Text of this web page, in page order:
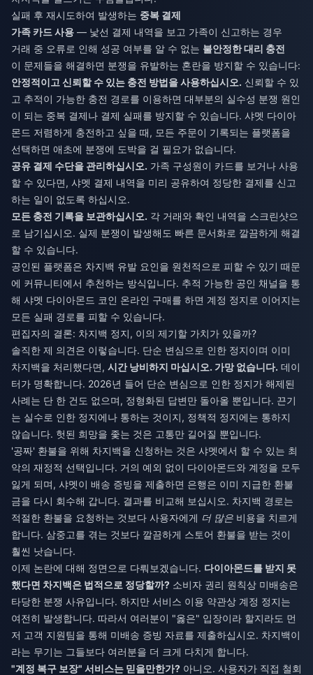
실패 후 재시도하여 발생하는 중복 결제
가족 카드 사용 — 낯선 결제 내역을 보고 가족이 신고하는 경우
거래 중 오류로 인해 성공 여부를 알 수 없는 불안정한 대리 충전
이 문제들을 해결하면 분쟁을 유발하는 혼란을 방지할 수 있습니다:
안정적이고 신뢰할 수 있는 충전 방법을 사용하십시오. 신뢰할 수 있
고 추적이 가능한 충전 경로를 이용하면 대부분의 실수성 분쟁 원인
이 되는 중복 결제나 결제 실패를 방지할 수 있습니다. 샤멧 다이아
몬드 저렴하게 충전하고 싶을 때, 모든 주문이 기록되는 플랫폼을
선택하면 애초에 분쟁에 도박을 걸 필요가 없습니다.
공유 결제 수단을 관리하십시오. 가족 구성원이 카드를 보거나 사용
할 수 있다면, 샤멧 결제 내역을 미리 공유하여 정당한 결제를 신고
하는 일이 없도록 하십시오.
모든 충전 기록을 보관하십시오. 각 거래와 확인 내역을 스크린샷으
로 남기십시오. 실제 분쟁이 발생해도 빠른 문서화로 깔끔하게 해결
할 수 있습니다.
공인된 플랫폼은 차지백 유발 요인을 원천적으로 피할 수 있기 때문
에 커뮤니티에서 추천하는 방식입니다. 추적 가능한 공인 채널을 통
해 샤멧 다이아몬드 코인 온라인 구매를 하면 계정 정지로 이어지는
모든 실패 경로를 피할 수 있습니다.
편집자의 결론: 차지백 정지, 이의 제기할 가치가 있을까?
솔직한 제 의견은 이렇습니다. 단순 변심으로 인한 정지이며 이미
차지백을 처리했다면, 시간 낭비하지 마십시오. 가망 없습니다. 데이
터가 명확합니다. 2026년 들어 단순 변심으로 인한 정지가 해제된
사례는 단 한 건도 없으며, 정형화된 답변만 돌아올 뿐입니다. 끈기
는 실수로 인한 정지에나 통하는 것이지, 정책적 정지에는 통하지
않습니다. 헛된 희망을 좇는 것은 고통만 길어질 뿐입니다.
'공짜' 환불을 위해 차지백을 신청하는 것은 샤멧에서 할 수 있는 최
악의 재정적 선택입니다. 거의 예외 없이 다이아몬드와 계정을 모두
잃게 되며, 샤멧이 배송 증빙을 제출하면 은행은 이미 지급한 환불
금을 다시 회수해 갑니다. 결과를 비교해 보십시오. 차지백 경로는
적절한 환불을 요청하는 것보다 사용자에게 더 많은 비용을 치르게
합니다. 삼중고를 겪는 것보다 깔끔하게 스토어 환불을 받는 것이
훨씬 낫습니다.
이제 논란에 대해 정면으로 다뤄보겠습니다. 다이아몬드를 받지 못
했다면 차지백은 법적으로 정당할까? 소비자 권리 원칙상 미배송은
타당한 분쟁 사유입니다. 하지만 서비스 이용 약관상 계정 정지는
여전히 발생합니다. 따라서 여러분이 "옳은" 입장이라 할지라도 먼
저 고객 지원팀을 통해 미배송 증빙 자료를 제출하십시오. 차지백이
라는 무기는 그들보다 여러분을 더 크게 다치게 합니다.
"계정 복구 보장" 서비스는 믿을만한가? 아니오. 사용자가 직접 철회